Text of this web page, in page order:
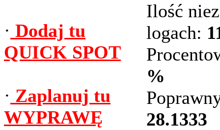
· Dodaj tu
QUICK SPOT
· Zaplanuj tu
WYPRAWĘ
Ilość
logach:
%
28.1333